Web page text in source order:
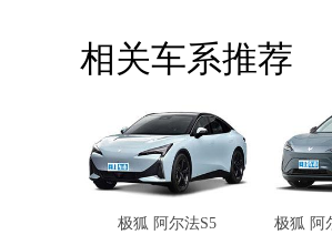
相关车系推荐
极狐 阿尔法S5